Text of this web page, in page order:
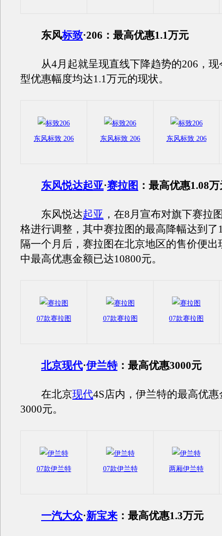
东风标致·206：最高优惠1.1万元
从4月起就呈现直线下降趋势的206，现
型优惠幅度均达1.1万元的现状。
东风标致 206 东风标致 206 东风标致 206
东风悦达起亚·赛拉图 ：最高优惠1.08
东风悦达起亚 ，在8月宣布对旗下赛拉
格进行调整，其中赛拉图的最高降幅达到了
隔一个月后，赛拉图在北京地区的售价便出
中最高优惠金额已达10800元。
07款赛拉图 07款赛拉图 07款赛拉图
北京现代·伊兰特：最高优惠3000元
在北京现代4S店内，伊兰特的最高优
3000元。
07款伊兰特 07款伊兰特 两厢伊兰特
一汽大众·新宝来 ：最高优惠1.3万元